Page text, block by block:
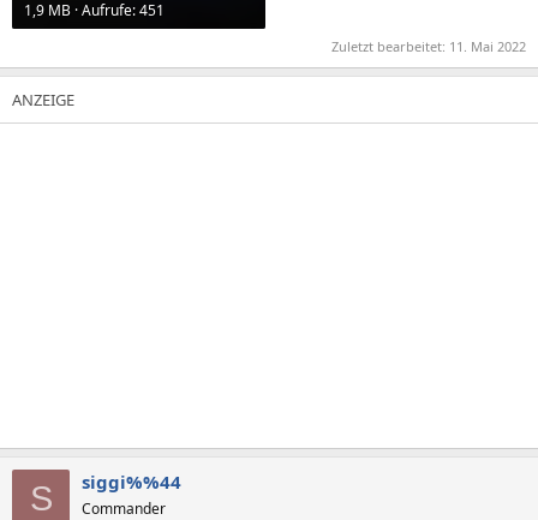
1,9 MB · Aufrufe: 451
Zuletzt bearbeitet: 11. Mai 2022
S siggi%%44
Commander